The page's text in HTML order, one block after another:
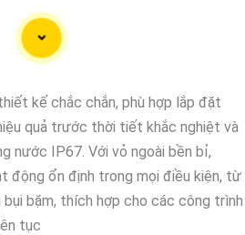
cho hệ thống giám sát của bạn
kế chắc chắn, phù hợp lắp đặt
quả trước thời tiết khắc nghiệt và
nước IP67. Với vỏ ngoài bền bỉ,
động ổn định trong mọi điều kiện, từ
bặm, thích hợp cho các công trình
tục